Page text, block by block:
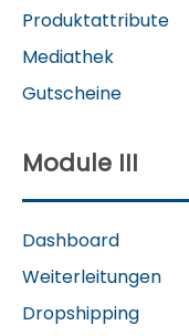
Produktattribute
Mediathek
Gutscheine
Module III
Dashboard
Weiterleitungen
Dropshipping